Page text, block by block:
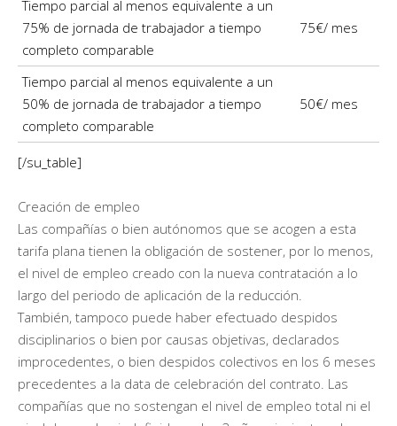
Tiempo parcial al menos equivalente a un
75% de jornada de trabajador a tiempo
completo comparable
75€/ mes
Tiempo parcial al menos equivalente a un
50% de jornada de trabajador a tiempo
completo comparable
50€/ mes
[/su_table]
Creación de empleo
Las compañías o bien autónomos que se acogen a esta
tarifa plana tienen la obligación de sostener, por lo menos,
el nivel de empleo creado con la nueva contratación a lo
largo del periodo de aplicación de la reducción.
También, tampoco puede haber efectuado despidos
disciplinarios o bien por causas objetivas, declarados
improcedentes, o bien despidos colectivos en los 6 meses
precedentes a la data de celebración del contrato. Las
compañías que no sostengan el nivel de empleo total ni el